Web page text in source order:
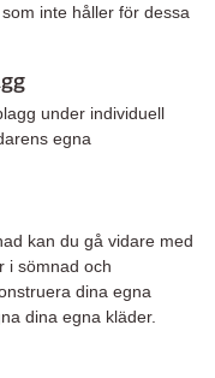
inte håller för dessa
under individuell
egna
kan du gå vidare med
i sömnad och
dina egna
dina egna kläder.